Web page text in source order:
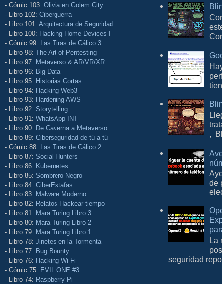
- Cómic 103: Olivia en Golem City
- Libro 102: Ciberguerra
- Libro 101: Arquitectura de Seguridad
- Libro 100: Hacking Home Devices I
- Cómic 99: Las Tiras de Cálico 3
- Libro 98: The Art of Pentesting
- Libro 97: Metaverso & AR/VR/XR
- Libro 96: Big Data
- Libro 95: Historias Cortas
- Libro 94: Hacking Web3
- Libro 93: Hardening AWS
- Libro 92: Storytelling
- Libro 91: WhatsApp INT
- Libro 90: De Caverna a Metaverso
- Libro 89: Ciberseguridad de tú a tú
- Cómic 88: Las Tiras de Cálico 2
- Libro 87: Social Hunters
- Libro 86: Kubernetes
- Libro 85: Sombrero Negro
- Libro 84: CiberEstafas
- Libro 83: Malware Moderno
- Libro 82: Relatos Hackear tiempo
- Libro 81: Mara Turing Libro 3
- Libro 80: Mara Turing Libro 2
- Libro 79: Mara Turing Libro 1
- Libro 78: Jinetes en la Tormenta
- Libro 77: Bug Bounty
- Libro 76: Hacking Wi-Fi
- Cómic 75: EVIL:ONE #3
- Libro 74: Raspberry Pi
,
de
La
seguridad